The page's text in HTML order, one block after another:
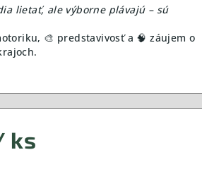
lietať, ale výborne plávajú – sú
🎨 predstavivosť a 🧠 záujem o
ks